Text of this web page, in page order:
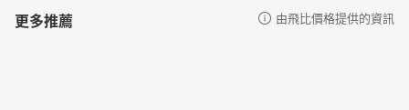
更多推薦 由飛比價格提供的資訊